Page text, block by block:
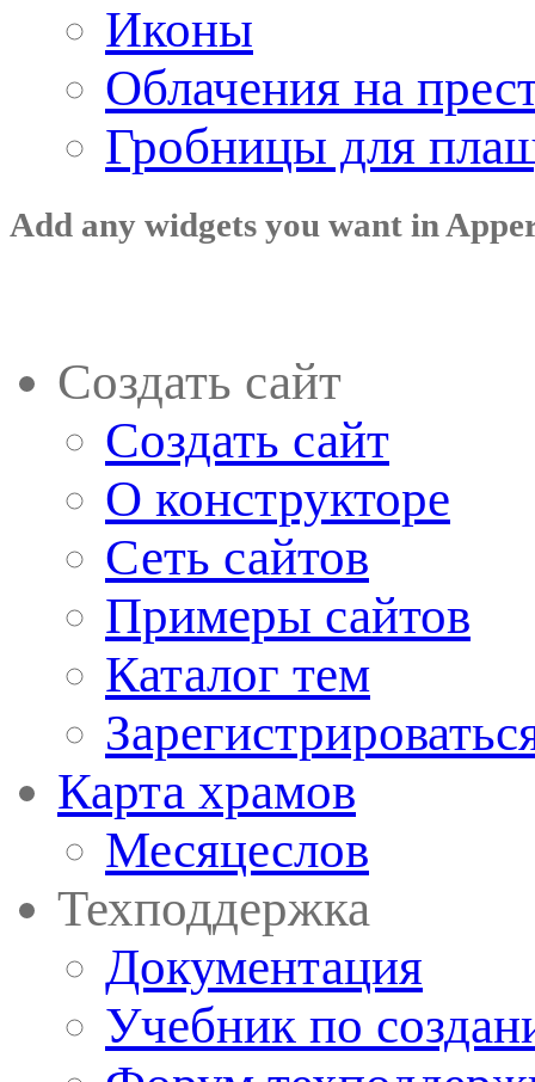
Иконы
Облачения на
Гробницы для
Add any widgets you want in
Создать сайт
Создать сайт
О конструкторе
Сеть сайтов
Примеры сайтов
Каталог тем
Карта храмов
Месяцеслов
Техподдержка
Документация
Учебник по